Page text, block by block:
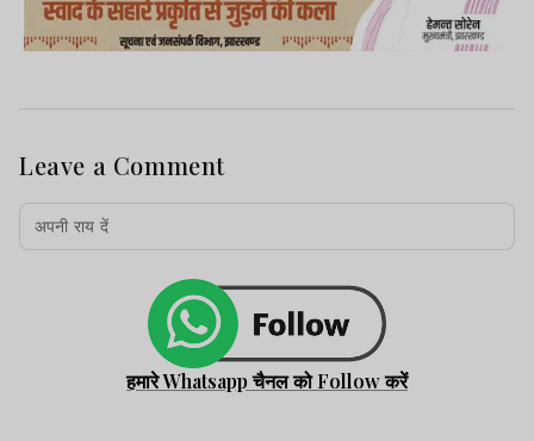
Leave a Comment
हमारे Whatsapp चैनल को Follow करें